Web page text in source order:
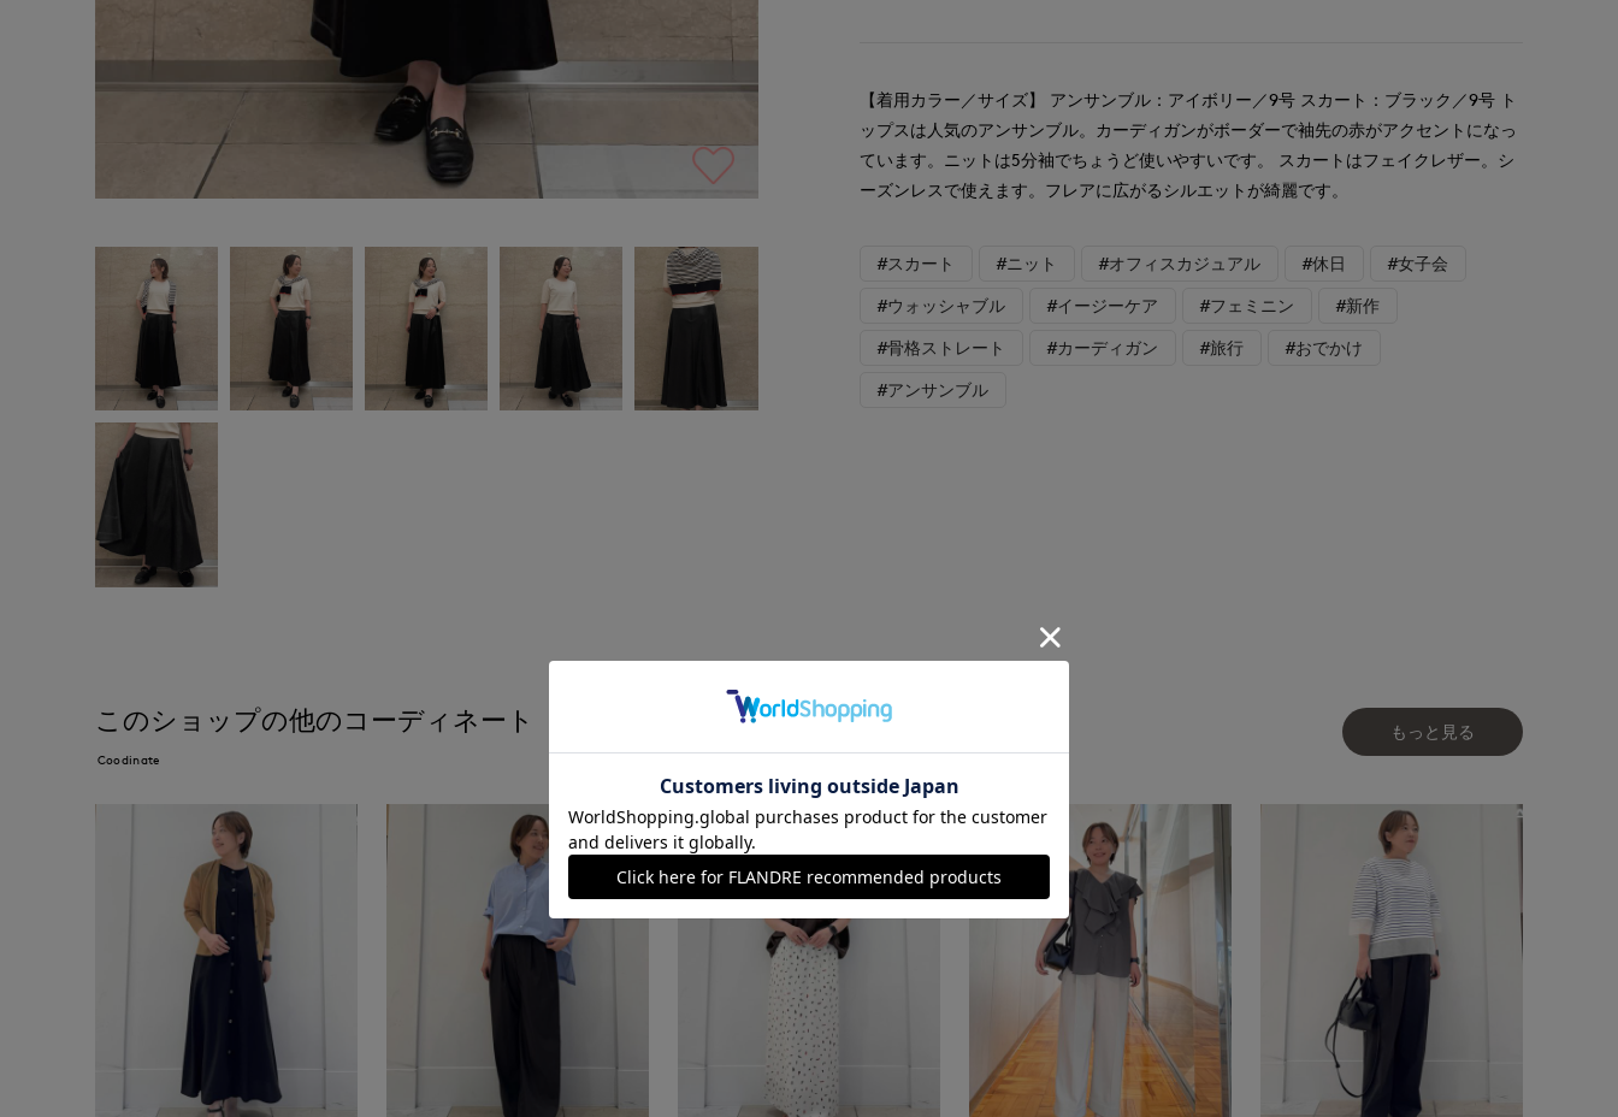
【着用カラー／サイズ】 アンサンブル：アイボリー／9号 スカート：ブラック／9号 ト
ップスは人気のアンサンブル。カーディガンがボーダーで袖先の赤がアクセントになっ
ています。ニットは5分袖でちょうど使いやすいです。 スカートはフェイクレザー。シ
ーズンレスで使えます。フレアに広がるシルエットが綺麗です。
#スカート #ニット #オフィスカジュアル #休日 #女子会
#ウォッシャブル #イージーケア #フェミニン #新作
#骨格ストレート #カーディガン #旅行 #おでかけ
#アンサンブル
このショップの他のコーディネート
Coodinate
もっと見る